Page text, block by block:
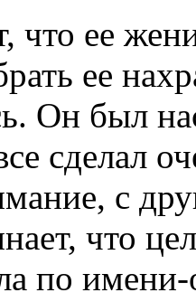
что ее
ее
Он был
сделал
с
что
по имени-